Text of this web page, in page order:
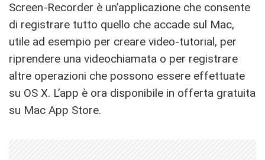
Screen-Recorder è un’applicazione che consente
di registrare tutto quello che accade sul Mac,
utile ad esempio per creare video-tutorial, per
riprendere una videochiamata o per registrare
altre operazioni che possono essere effettuate
su OS X. L’app è ora disponibile in offerta gratuita
su Mac App Store.